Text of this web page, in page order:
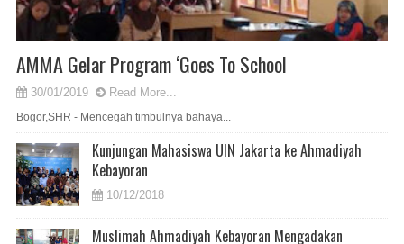
AMMA Gelar Program ‘Goes To School
30/01/2019 Read More...
Bogor,SHR - Mencegah timbulnya bahaya...
Kunjungan Mahasiswa UIN Jakarta ke Ahmadiyah
Kebayoran
10/12/2018
Muslimah Ahmadiyah Kebayoran Mengadakan